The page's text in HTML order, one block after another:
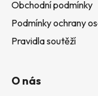
Obchodní podmínky
Podmínky ochrany
Pravidla soutěží
O nás